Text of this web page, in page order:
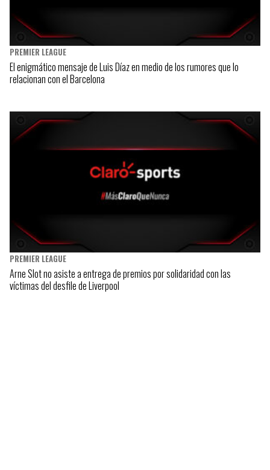
PREMIER LEAGUE
El enigmático mensaje de Luis Díaz en medio de los rumores que lo
relacionan con el Barcelona
PREMIER LEAGUE
Arne Slot no asiste a entrega de premios por solidaridad con las
víctimas del desfile de Liverpool